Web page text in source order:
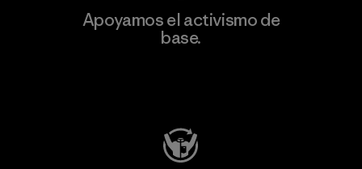
Apoyamos el activismo de
base.